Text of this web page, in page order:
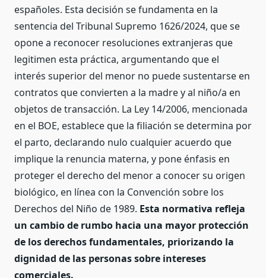
españoles. Esta decisión se fundamenta en la
sentencia del Tribunal Supremo 1626/2024, que se
opone a reconocer resoluciones extranjeras que
legitimen esta práctica, argumentando que el
interés superior del menor no puede sustentarse en
contratos que convierten a la madre y al niño/a en
objetos de transacción. La Ley 14/2006, mencionada
en el BOE, establece que la filiación se determina por
el parto, declarando nulo cualquier acuerdo que
implique la renuncia materna, y pone énfasis en
proteger el derecho del menor a conocer su origen
biológico, en línea con la Convención sobre los
Derechos del Niño de 1989. Esta normativa refleja
un cambio de rumbo hacia una mayor protección
de los derechos fundamentales, priorizando la
dignidad de las personas sobre intereses
comerciales.